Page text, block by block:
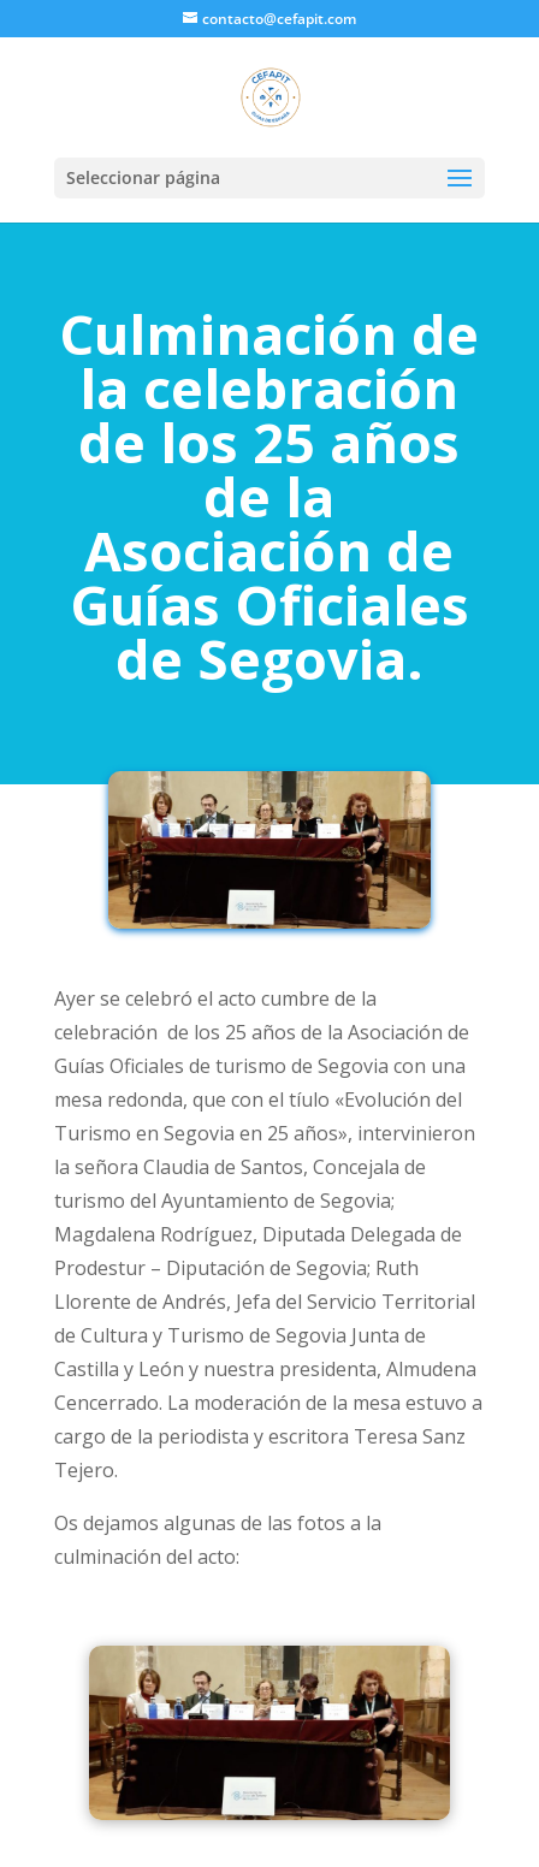
contacto@cefapit.com
Seleccionar página
Culminación de
la celebración
de los 25 años
de la
Asociación de
Guías Oficiales
de Segovia.
Ayer se celebró el acto cumbre de la
celebración de los 25 años de la Asociación de
Guías Oficiales de turismo de Segovia con una
mesa redonda, que con el tíulo «Evolución del
Turismo en Segovia en 25 años», intervinieron
la señora Claudia de Santos, Concejala de
turismo del Ayuntamiento de Segovia;
Magdalena Rodríguez, Diputada Delegada de
Prodestur – Diputación de Segovia; Ruth
Llorente de Andrés, Jefa del Servicio Territorial
de Cultura y Turismo de Segovia Junta de
Castilla y León y nuestra presidenta, Almudena
Cencerrado. La moderación de la mesa estuvo a
cargo de la periodista y escritora Teresa Sanz
Tejero.
Os dejamos algunas de las fotos a la
culminación del acto: